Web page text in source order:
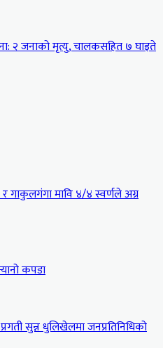
२ जनाको मृत्यु, चालकसहित ७ घाइते
गाकुलगंगा मावि ४/४ स्वर्णले अग्र
कपडा
सुन्न धुलिखेलमा जनप्रतिनिधिको